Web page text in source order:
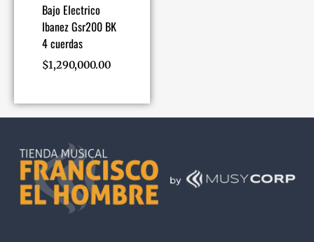
Bajo Electrico
Ibanez Gsr200 BK
4 cuerdas
$1,290,000.00